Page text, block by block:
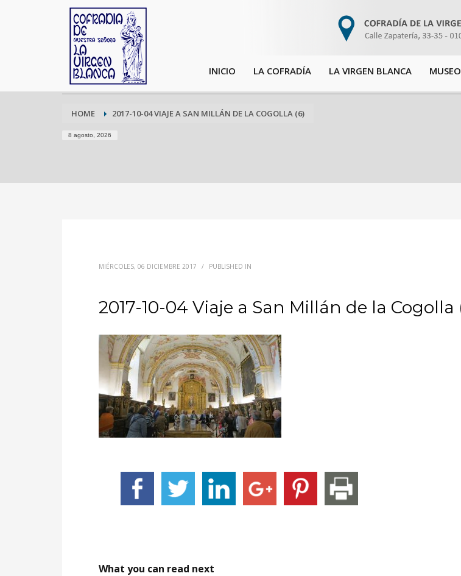
INICIO LA COFRADÍA LA VIRGEN BLANCA
HOME 2017-10-04 VIAJE A SAN MILLÁN DE LA COGOLLA (6)
8 agosto, 2026
MIÉRCOLES, 06 DICIEMBRE 2017 / PUBLISHED IN
2017-10-04 Viaje a San Millán de la Cogolla
What you can read next